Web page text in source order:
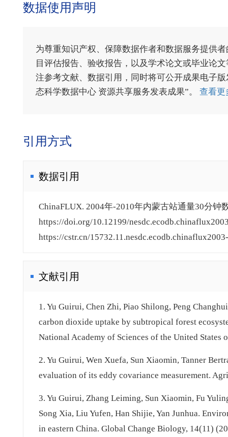
数据使用声明
为尊重知识产权、保障数据作者和数据服务提供
目评估报告、验收报告，以及学术论文或毕业论
注参考文献、数据引用，同时将可公开成果电子
态科学数据中心 资源共享服务发表成果”。 查看
引用方式
数据引用
ChinaFLUX. 2004年-2010年内蒙古站通量30分钟
https://doi.org/10.12199/
https://cstr.cn/
文献引用
1. Yu Guirui, Chen Zhi, Piao Shilong, Peng
carbon dioxide uptake by subtropical forest
National Academy of Sciences of the United States
2. Yu Guirui, Wen Xuefa, Sun Xiaomin, Tanner
evaluation of its eddy covariance measurement.
3. Yu Guirui, Zhang Leiming, Sun Xiaomin, Fu
Song Xia, Liu Yufen, Han Shijie, Yan Junhua.
in eastern China. Global Change Biology, 14(11)